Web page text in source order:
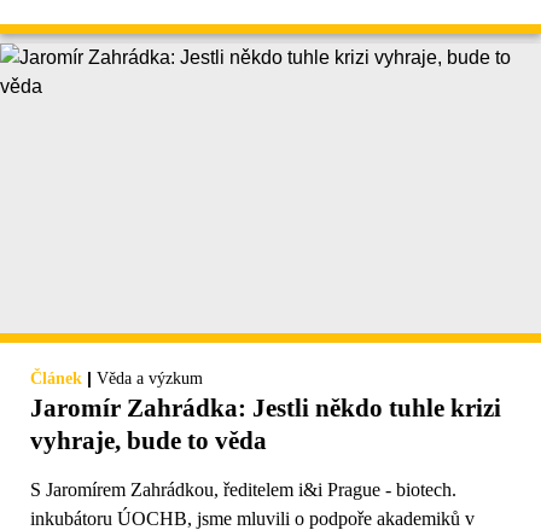
Článek | Věda a výzkum
Jaromír Zahrádka: Jestli někdo tuhle krizi
vyhraje, bude to věda
S Jaromírem Zahrádkou, ředitelem i&i Prague - biotech.
inkubátoru ÚOCHB, jsme mluvili o podpoře akademiků v